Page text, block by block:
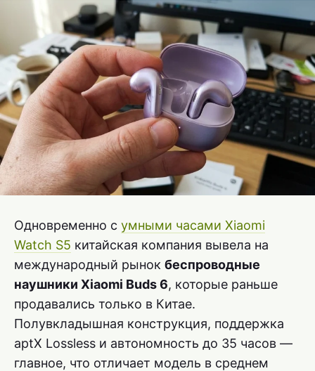
Одновременно с умными часами Xiaomi
Watch S5 китайская компания вывела на
международный рынок беспроводные
наушники Xiaomi Buds 6, которые раньше
продавались только в Китае.
Полувкладышная конструкция, поддержка
aptX Lossless и автономность до 35 часов —
главное, что отличает модель в среднем